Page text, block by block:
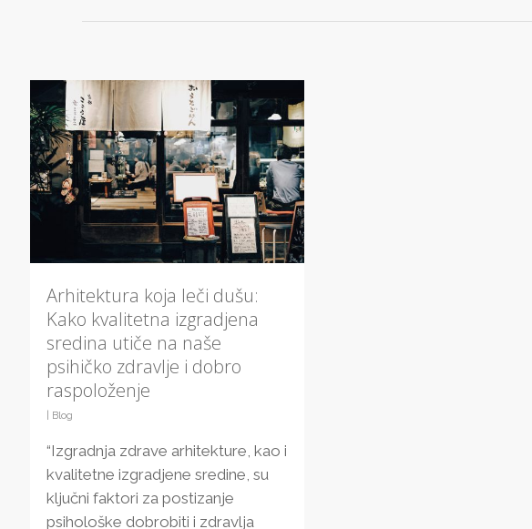
Arhitektura koja leči dušu:
Kako kvalitetna izgradjena
sredina utiče na naše
psihičko zdravlje i dobro
raspoloženje
Blog
“Izgradnja zdrave arhitekture, kao i
kvalitetne izgradjene sredine, su
ključni faktori za postizanje
psihološke dobrobiti i zdravlja